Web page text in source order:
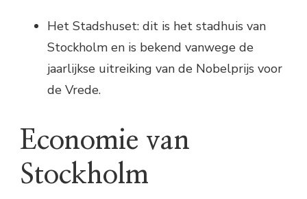
Het Stadshuset: dit is het stadhuis van
Stockholm en is bekend vanwege de
jaarlijkse uitreiking van de Nobelprijs voor
de Vrede.
Economie van
Stockholm